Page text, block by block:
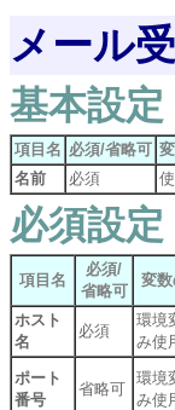
メール
基本設定
項目名 必須/省略可
名前
必須
必須設定
項目名
必須/
省略可
変数
ホスト
名
必須
環境
み使
ポート
番号
省略可
環境
み使